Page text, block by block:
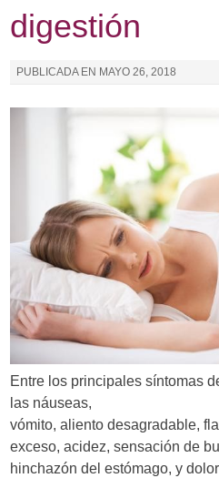
digestión
PUBLICADA EN MAYO 26, 2018
Entre los principales síntomas
las náuseas,
vómito, aliento desagradable,
exceso, acidez, sensación de
hinchazón del estómago, y